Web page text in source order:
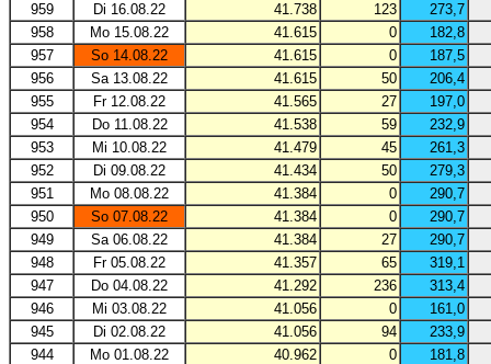
959
Di 16.08.22 41.738 123
273,7
958
Mo 15.08.22 41.615 0
182,8
957
So 14.08.22 41.615 0
187,5
956
Sa 13.08.22 41.615 50
206,4
955
Fr 12.08.22 41.565 27
197,0
954
Do 11.08.22 41.538 59
232,9
953
Mi 10.08.22 41.479 45
261,3
952
Di 09.08.22 41.434 50
279,3
951
Mo 08.08.22 41.384 0
290,7
950
So 07.08.22 41.384 0
290,7
949
Sa 06.08.22 41.384 27
290,7
948
Fr 05.08.22 41.357 65
319,1
947
Do 04.08.22 41.292 236
313,4
946
Mi 03.08.22 41.056 0
161,0
945
Di 02.08.22 41.056 94
233,9
944
Mo 01.08.22 40.962 0
181,8